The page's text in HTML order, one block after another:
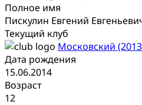
Полное имя
Пискулин Евгений
Текущий клуб
Московский
Дата рождения
15.06.2014
Возраст
12